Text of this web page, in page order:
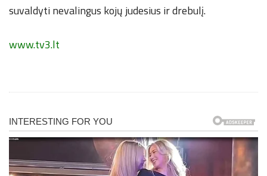
suvaldyti nevalingus kojų judesius ir drebulį.
www.tv3.lt